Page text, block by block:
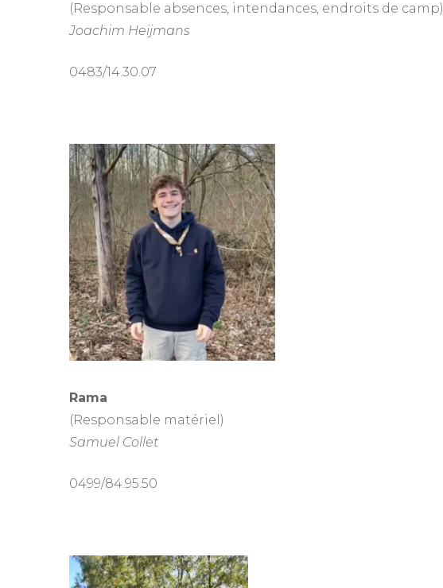
(Responsable absences, intendances, endroits de camp)
Joachim Heijmans
0483/14.30.07
Rama
(Responsable matériel)
Samuel Collet
0499/84.95.50